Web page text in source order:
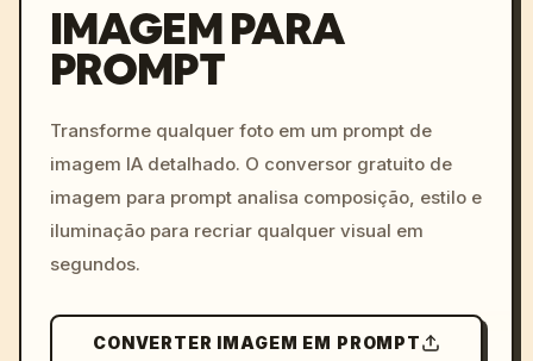
colors, 8k --v 6.0
IMAGEM PARA
PROMPT
Transforme qualquer foto em um prompt de
imagem IA detalhado. O conversor gratuito de
imagem para prompt analisa composição, estilo e
iluminação para recriar qualquer visual em
segundos.
CONVERTER IMAGEM EM PROMPT